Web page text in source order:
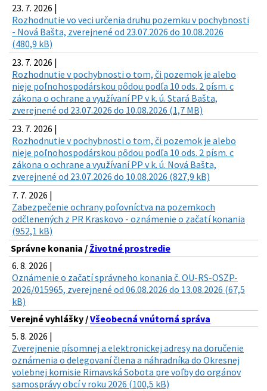
23. 7. 2026 |
Rozhodnutie vo veci určenia druhu pozemku v pochybnosti
- Nová Bašta, zverejnené od 23.07.2026 do 10.08.2026
(480,9 kB)
23. 7. 2026 |
Rozhodnutie v pochybnosti o tom, či pozemok je alebo
nieje poľnohospodárskou pôdou podľa 10 ods. 2 písm. c
zákona o ochrane a využívaní PP v k. ú. Stará Bašta,
zverejnené od 23.07.2026 do 10.08.2026 (1,7 MB)
23. 7. 2026 |
Rozhodnutie v pochybnosti o tom, či pozemok je alebo
nieje poľnohospodárskou pôdou podľa 10 ods. 2 písm. c
zákona o ochrane a využívaní PP v k. ú. Nová Bašta,
zverejnené od 23.07.2026 do 10.08.2026 (827,9 kB)
7. 7. 2026 |
Zabezpečenie ochrany poľovníctva na pozemkoch
odčlenených z PR Kraskovo - oznámenie o začatí konania
(952,1 kB)
Správne konania / Životné prostredie
6. 8. 2026 |
Oznámenie o začatí správneho konania č. OU-RS-OSZP-
2026/015965, zverejnené od 06.08.2026 do 13.08.2026 (67,5
kB)
Verejné vyhlášky /Všeobecná vnútorná správa
5. 8. 2026 |
Zverejnenie písomnej a elektronickej adresy na doručenie
oznámenia o delegovaní člena a náhradníka do Okresnej
volebnej komisie Rimavská Sobota pre voľby do orgánov
samosprávy obcí v roku 2026 (100,5 kB)